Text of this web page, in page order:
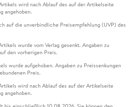
wird nach Ablauf des auf der Artikelseite
angehoben.
auf die unverbindliche Preisempfehlung (UVP) des
wurde vom Verlag gesenkt. Angaben zu
den vorherigen Preis.
wurde aufgehoben. Angaben zu Preissenkungen
Preis.
wird nach Ablauf des auf der Artikelseite
angehoben.